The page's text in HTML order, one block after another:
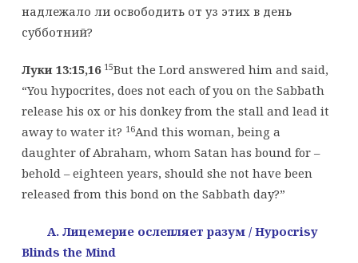
надлежало ли освободить от уз этих в день
субботний?
Луки 13:15,16 15But the Lord answered him and said,
“You hypocrites, does not each of you on the Sabbath
release his ox or his donkey from the stall and lead it
away to water it? 16And this woman, being a
daughter of Abraham, whom Satan has bound for –
behold – eighteen years, should she not have been
released from this bond on the Sabbath day?”
A. Лицемерие ослепляет разум/ Hypocrisy
Blinds the Mind